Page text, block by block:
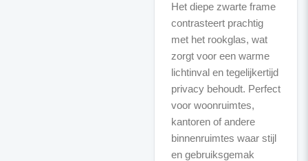
Het diepe zwarte frame
contrasteert prachtig
met het rookglas, wat
zorgt voor een warme
lichtinval en tegelijkertijd
privacy behoudt. Perfect
voor woonruimtes,
kantoren of andere
binnenruimtes waar stijl
en gebruiksgemak